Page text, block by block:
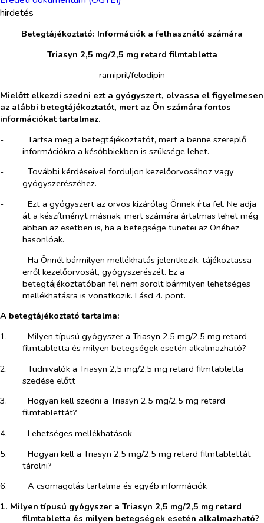
hirdetés
Betegtájékoztató: Információk a felhasználó számára
Triasyn 2,5 mg/2,5 mg retard filmtabletta
ramipril/felodipin
Mielőtt elkezdi szedni ezt a gyógyszert, olvassa el figyelmesen
az alábbi betegtájékoztatót, mert az Ön számára fontos
információkat tartalmaz.
-​
Tartsa meg a betegtájékoztatót, mert a benne szereplő
információkra a későbbiekben is szüksége lehet.
-​
További kérdéseivel forduljon kezelőorvosához vagy
gyógyszerészéhez.
-​
Ezt a gyógyszert az orvos kizárólag Önnek írta fel. Ne adja
át a készítményt másnak, mert számára ártalmas lehet még
abban az esetben is, ha a betegsége tünetei az Önéhez
hasonlóak.
-​
Ha Önnél bármilyen mellékhatás jelentkezik, tájékoztassa
erről kezelőorvosát, gyógyszerészét. Ez a
betegtájékoztatóban fel nem sorolt bármilyen lehetséges
mellékhatásra is vonatkozik. Lásd 4. pont.
A betegtájékoztató tartalma:
1.​
Milyen típusú gyógyszer a Triasyn 2,5 mg/2,5 mg retard
filmtabletta és milyen betegségek esetén alkalmazható?
2.​
Tudnivalók a Triasyn 2,5 mg/2,5 mg retard filmtabletta
szedése előtt
3.​
Hogyan kell szedni a Triasyn 2,5 mg/2,5 mg retard
filmtablettát?
4.​
Lehetséges mellékhatások
5.​
Hogyan kell a Triasyn 2,5 mg/2,5 mg retard filmtablettát
tárolni?
6.​
A csomagolás tartalma és egyéb információk
1. Milyen típusú gyógyszer a Triasyn 2,5 mg/2,5 mg retard
filmtabletta és milyen betegségek esetén alkalmazható?